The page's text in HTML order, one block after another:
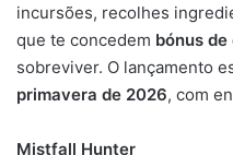
incursões, recolhes
que te concedem bónus
sobreviver. O lançamento
primavera de 2026, com
Mistfall Hunter